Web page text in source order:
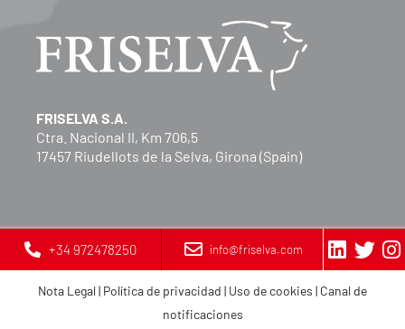
FRISELVA S.A.
Ctra. Nacional II, Km 706,5
17457 Riudellots de la Selva, Girona (Spain)
+34 972478250 info@friselva.com
Nota Legal| Política de privacidad | Uso de cookies | Canal de
notificaciones